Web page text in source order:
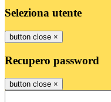
Seleziona utente
button close ×
Recupero password
button close ×